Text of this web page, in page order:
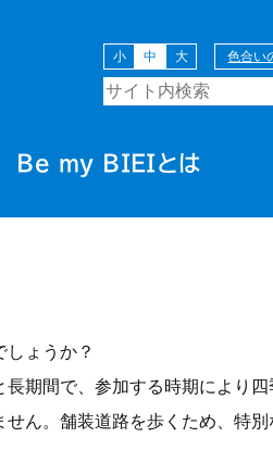
小 中 大 色合い
Be my BIEIとは
ウォーク（拓
ょうか？
期間で、参加する時期により四
ん。舗装道路を歩くため、特別